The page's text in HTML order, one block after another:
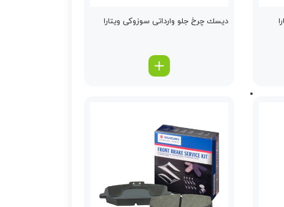
دیسك چرخ جلو وارداتی سوزوکی ویتارا